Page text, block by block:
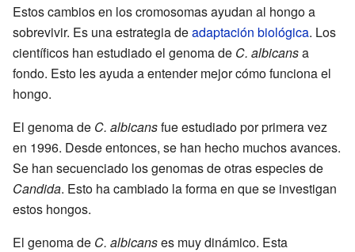
Estos cambios en los cromosomas ayudan al hongo a
sobrevivir. Es una estrategia deadaptación biológica. Los
científicos han estudiado el genoma de C. albicansa
fondo. Esto les ayuda a entender mejor cómo funciona el
hongo.
El genoma de C. albicansfue estudiado por primera vez
en 1996. Desde entonces, se han hecho muchos avances.
Se han secuenciado los genomas de otras especies de
Candida. Esto ha cambiado la forma en que se investigan
estos hongos.
El genoma de C. albicanses muy dinámico. Esta